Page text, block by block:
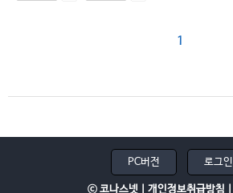
1
PC버전 로그인
ⓒ 코나스넷 | 개인정보취급방침